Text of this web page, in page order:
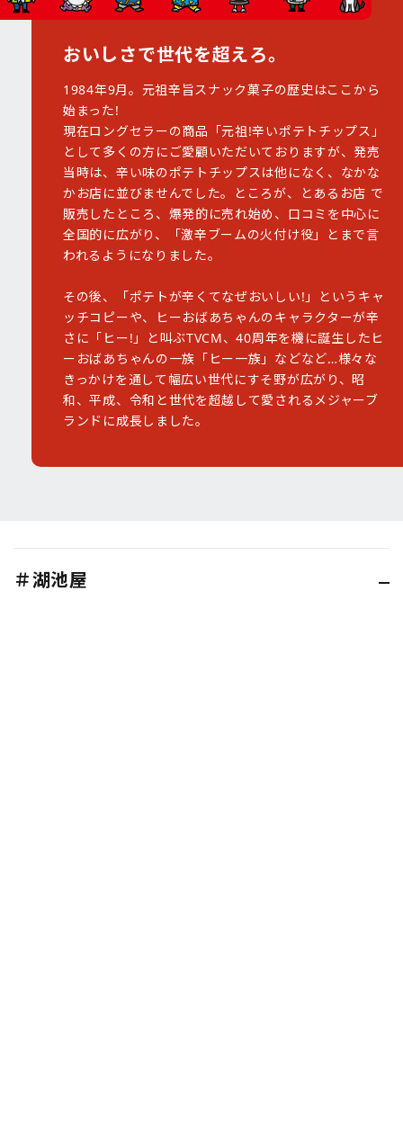
おいしさで世代を超えろ。
1984年9月。元祖辛旨スナック菓子の歴史はここから
始まった!
現在ロングセラーの商品「元祖!辛いポテトチップス」
として多くの方にご愛顧いただいておりますが、発売
当時は、辛い味のポテトチップスは他になく、なかな
かお店に並びませんでした。ところが、とあるお店 で
販売したところ、爆発的に売れ始め、口コミを中心に
全国的に広がり、「激辛ブームの火付け役」とまで言
われるようになりました。
その後、「ポテトが辛くてなぜおいしい!」というキャ
ッチコピーや、ヒーおばあちゃんのキャラクターが辛
さに「ヒー!」と叫ぶTVCM、40周年を機に誕生したヒ
ーおばあちゃんの一族「ヒー一族」などなど…様々な
きっかけを通して幅広い世代にすそ野が広がり、昭
和、平成、令和と世代を超越して愛されるメジャーブ
ランドに成長しました。
＃湖池屋